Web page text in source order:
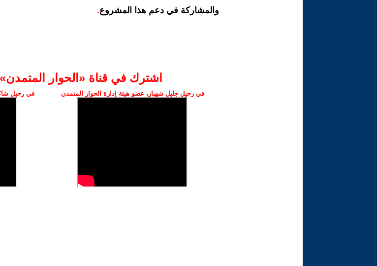
والمشاركة في دعم هذا المشروع.
اشترك في قناة ‫«الحوار
في رحيل جليل شهباز، عضو هيئة إدارة الحوار المتمدن في رحيل